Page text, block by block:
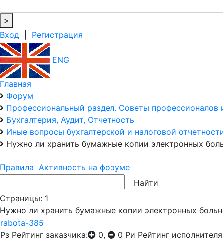
>
Вход
Регистрация
ENG
Главная
Форум
Профессиональный раздел. Советы
Бухгалтерия, Аудит, Отчетность
Иные вопросы бухгалтерской и налоговой
Нужно ли хранить бумажные копии электронных
Правила Активность на форуме
Страницы: 1
Нужно ли хранить бумажные копии электронных
rabota-385
Рз Рейтинг заказчика: 0, 0 Ри Рейтинг